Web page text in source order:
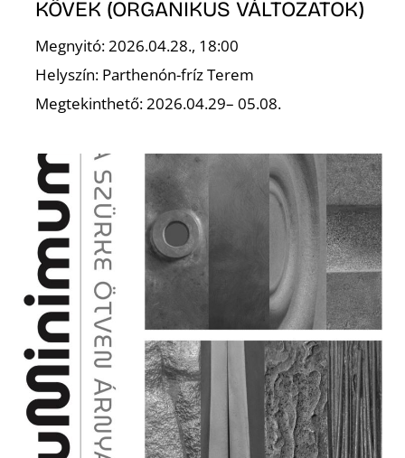
KÖVEK (ORGANIKUS VÁLTOZATOK)
Megnyitó: 2026.04.28., 18:00
Helyszín: Parthenón-fríz Terem
Megtekinthető: 2026.04.29– 05.08.